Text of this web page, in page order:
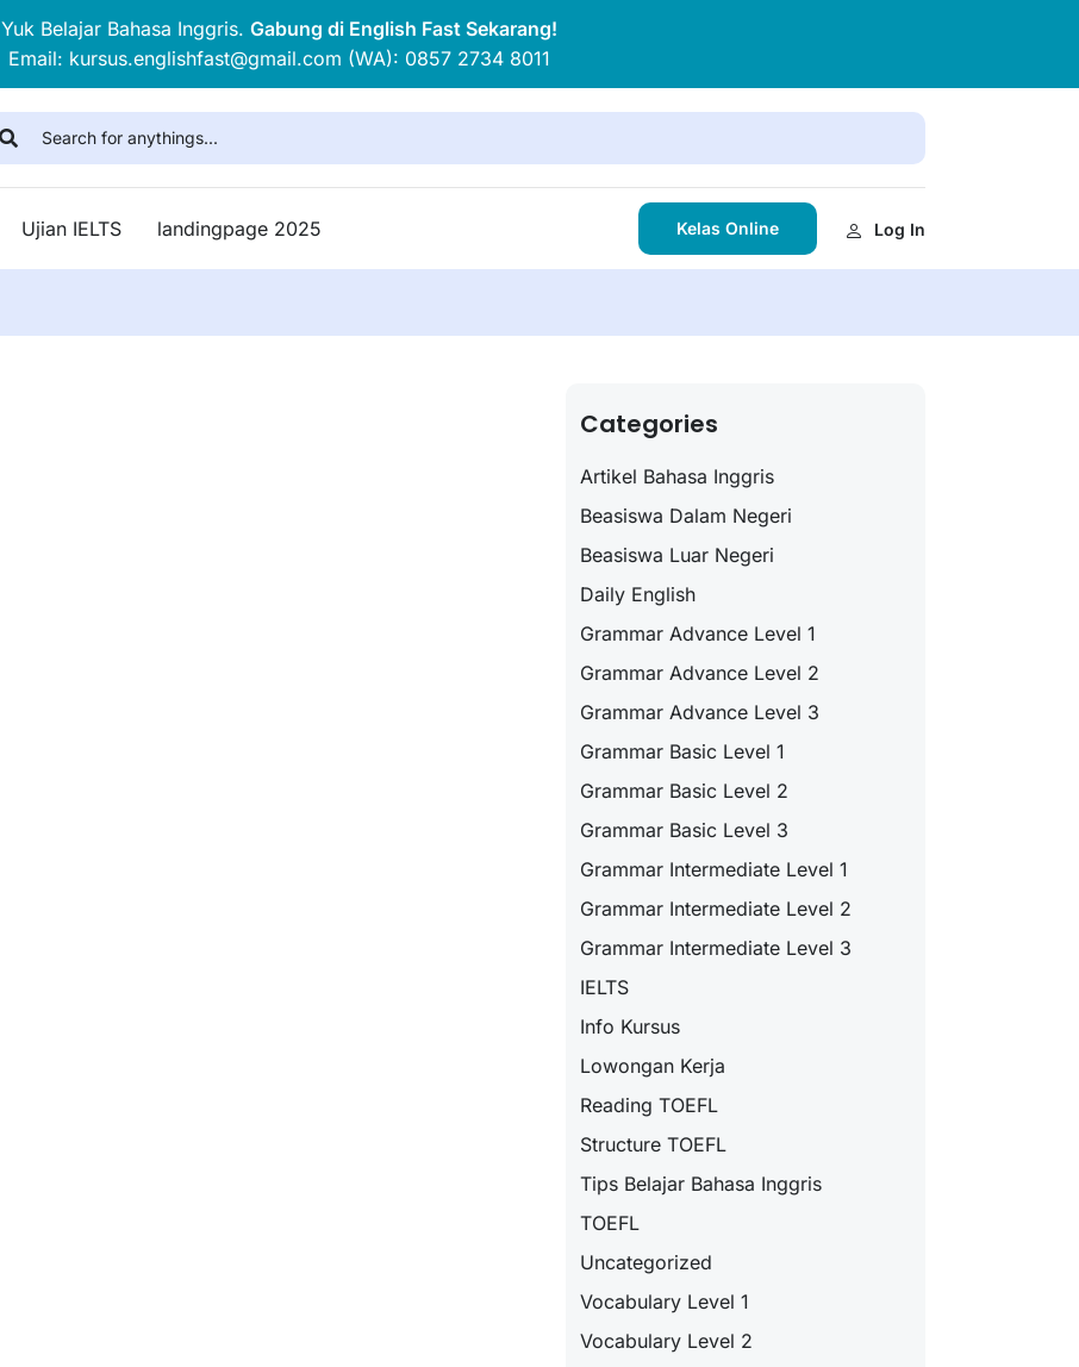
Yuk Belajar Bahasa Inggris. Gabung di English Fast Sekarang!
Email: kursus.englishfast@gmail.com (WA): 0857 2734 8011
Ujian IELTS landingpage 2025 Kelas Online Log In
Categories
Artikel Bahasa Inggris
Beasiswa Dalam Negeri
Beasiswa Luar Negeri
Daily English
Grammar Advance Level 1
Grammar Advance Level 2
Grammar Advance Level 3
Grammar Basic Level 1
Grammar Basic Level 2
Grammar Basic Level 3
Grammar Intermediate Level 1
Grammar Intermediate Level 2
Grammar Intermediate Level 3
IELTS
Info Kursus
Lowongan Kerja
Reading TOEFL
Structure TOEFL
Tips Belajar Bahasa Inggris
TOEFL
Uncategorized
Vocabulary Level 1
Vocabulary Level 2